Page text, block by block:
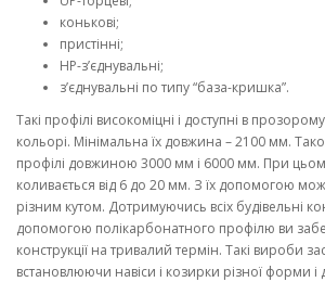
конькові;
пристінні;
НР-з’єднувальні;
з’єднувальні по типу “база-кришка”.
Такі профілі високоміцні і доступні в
кольорі. Мінімальна їх довжина – 2100 мм.
профілі довжиною 3000 мм і 6000 мм. При
коливається від 6 до 20 мм. З їх допомогою
різним кутом. Дотримуючись всіх будівельні
допомогою полікарбонатного профілю ви
конструкції на тривалий термін. Такі вироби
встановлюючи навіси і козирки різної форми